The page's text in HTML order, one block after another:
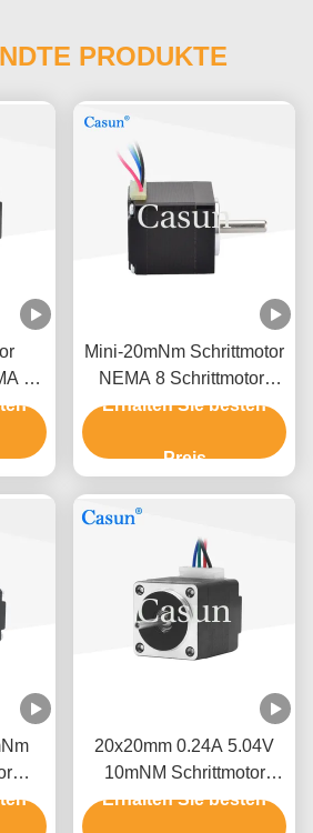
PRODUKTE
8
des
Mini-20mNm Schrittmotor
NEMA 8 Schrittmotor-
0.6A Casun für
Erhalten Sie besten
Preis
8
20x20mm 0.24A 5.04V
10mNM Schrittmotor
NEMA 8 Hybridfür Silber
Erhalten Sie besten